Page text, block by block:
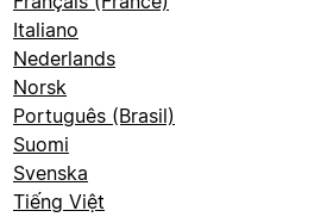
Italiano
Nederlands
Norsk
Português (Brasil)
Suomi
Svenska
Tiếng Việt